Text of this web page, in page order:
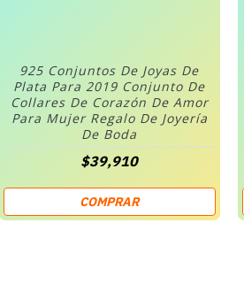
925 Conjuntos De Joyas De
Plata Para 2019 Conjunto De
Collares De Corazón De Amor
Para Mujer Regalo De Joyería
De Boda
$39,910
COMPRAR